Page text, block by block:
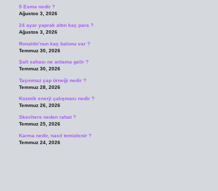
5 Esma nedir ?
Ağustos 3, 2026
24 ayar yaprak altın kaç para ?
Ağustos 3, 2026
Ronaldo’nun kaç balonu var ?
Temmuz 30, 2026
Şalt sahası ne anlama gelir ?
Temmuz 30, 2026
Taşınmaz çap örneği nedir ?
Temmuz 28, 2026
Kozmik enerji çalışması nedir ?
Temmuz 26, 2026
Skechers neden rahat ?
Temmuz 25, 2026
Karma nedir, nasıl temizlenir ?
Temmuz 24, 2026